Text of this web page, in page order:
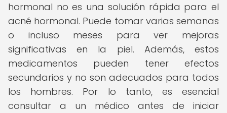
hormonal no es una solución rápida para el
acné hormonal. Puede tomar varias semanas
o incluso meses para ver mejoras
significativas en la piel. Además, estos
medicamentos pueden tener efectos
secundarios y no son adecuados para todos
los hombres. Por lo tanto, es esencial
consultar a un médico antes de iniciar